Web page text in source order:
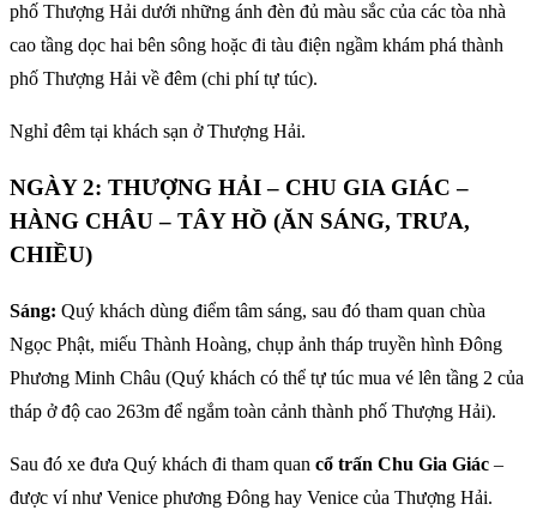
phố Thượng Hải dưới những ánh đèn đủ màu sắc của các tòa nhà
cao tầng dọc hai bên sông hoặc đi tàu điện ngầm khám phá thành
phố Thượng Hải về đêm (chi phí tự túc).
Nghỉ đêm tại khách sạn ở Thượng Hải.
NGÀY 2: THƯỢNG HẢI – CHU GIA GIÁC –
HÀNG CHÂU – TÂY HỒ (ĂN SÁNG, TRƯA,
CHIỀU)
Sáng: Quý khách dùng điểm tâm sáng, sau đó tham quan chùa
Ngọc Phật, miếu Thành Hoàng, chụp ảnh tháp truyền hình Đông
Phương Minh Châu (Quý khách có thể tự túc mua vé lên tầng 2 của
tháp ở độ cao 263m để ngắm toàn cảnh thành phố Thượng Hải).
Sau đó xe đưa Quý khách đi tham quan cổ trấn Chu Gia Giác –
được ví như Venice phương Đông hay Venice của Thượng Hải.